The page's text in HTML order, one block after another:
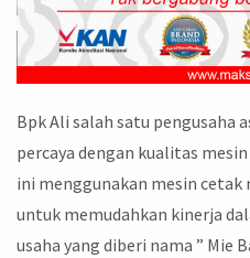
Bpk Ali salah satu pengusaha
percaya dengan kualitas
ini menggunakan mesin cetak
untuk memudahkan kinerja
usaha yang diberi nama ” Mie